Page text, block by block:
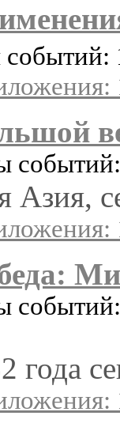
событий:
Азия,
года